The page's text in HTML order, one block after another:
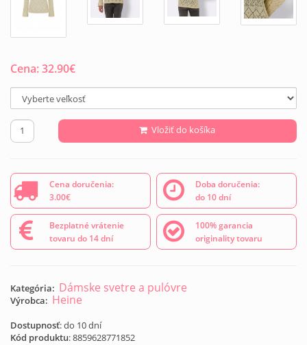
Cena:32.90€
Vložiť do košíka
Cena doručenia:
3.00€
Doba doručenia:
do 10 dní
Bezplatné vrátenie
tovaru do 14 dní
100% garancia
originality tovaru
Kategória: Dámske svetre a pulóvre
Výrobca: Heine
Dostupnosť: do 10 dní
Kód produktu:8859628771852